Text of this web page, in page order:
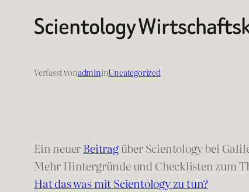
Scientology
Verfasst vonadmininUncategorized
Ein neuerBeitragüber Scientology bei
Mehr Hintergründe und Checklisten zum
Hat das was mit Scientology zu tun?